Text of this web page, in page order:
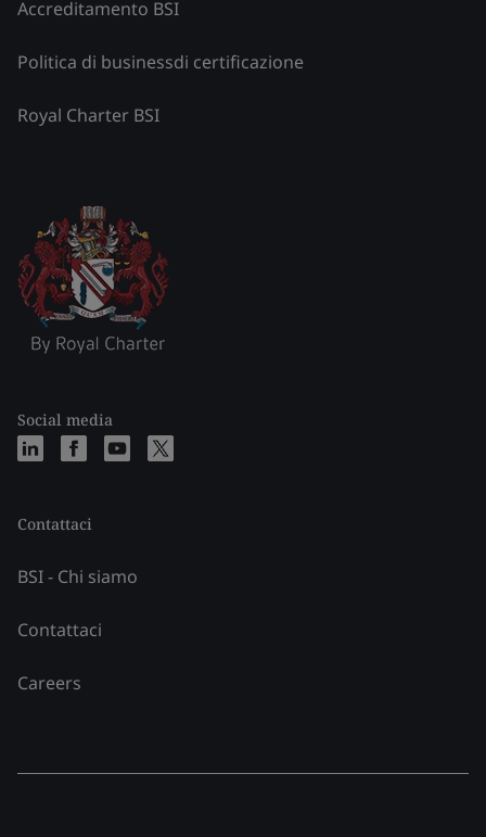
Accreditamento BSI
Politica di businessdi certificazione
Royal Charter BSI
Social media
Contattaci
BSI - Chi siamo
Contattaci
Careers